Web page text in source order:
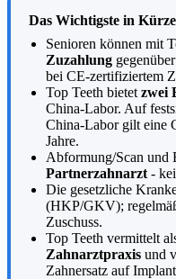
Das Wichtigste in Kürze
Senioren können mit
Zuzahlung
bei CE-zertifiziertem
Top Teeth bietetzwei
China-Labor. Auf
China-Labor gilt eine
Jahre.
Abformung/Scan und
Partnerzahnarzt -
Die gesetzliche
(HKP/GKV);
Zuschuss.
Top Teeth vermittelt
Zahnarztpraxis und
Zahnersatz auf